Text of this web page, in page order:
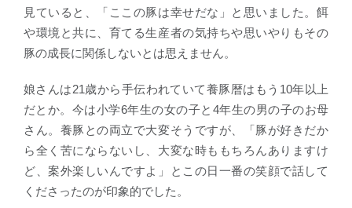
見ていると、「ここの豚は幸せだな」と思いました。餌
や環境と共に、育てる生産者の気持ちや思いやりもその
豚の成長に関係しないとは思えません。
娘さんは21歳から手伝われていて養豚暦はもう10年以上
だとか。今は小学6年生の女の子と4年生の男の子のお母
さん。養豚との両立で大変そうですが、「豚が好きだか
ら全く苦にならないし、大変な時ももちろんありますけ
ど、案外楽しいんですよ」とこの日一番の笑顔で話して
くださったのが印象的でした。